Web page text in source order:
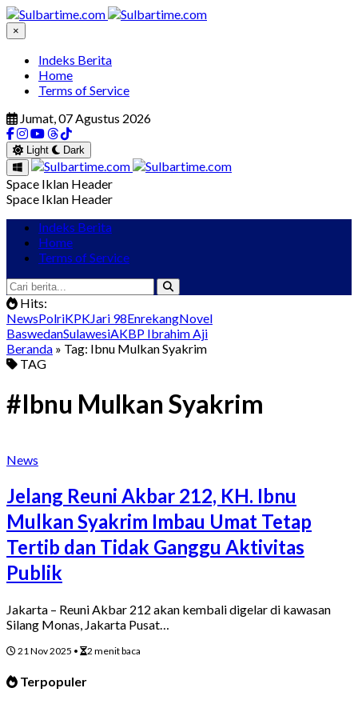
×
Indeks Berita
Home
Terms of Service
Jumat, 07 Agustus 2026
Light Dark
Space Iklan Header
Space Iklan Header
Indeks Berita
Home
Terms of Service
Hits:
NewsPolriKPKJari 98EnrekangNovel
BaswedanSulawesiAKBP Ibrahim Aji
Beranda » Tag: Ibnu Mulkan Syakrim
TAG
#Ibnu Mulkan Syakrim
News
Jelang Reuni Akbar 212, KH. Ibnu
Mulkan Syakrim Imbau Umat Tetap
Tertib dan Tidak Ganggu Aktivitas
Publik
Jakarta – Reuni Akbar 212 akan kembali digelar di kawasan
Silang Monas, Jakarta Pusat…
21 Nov 2025 • 2 menit baca
Terpopuler